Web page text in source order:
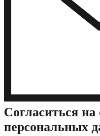
Cогласиться на
персональных